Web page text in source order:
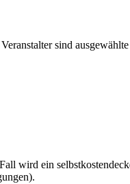
sind
wird ein